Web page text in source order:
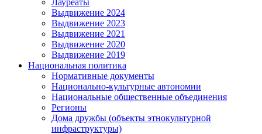
Лауреаты
Выдвижение 2024
Выдвижение 2023
Выдвижение 2021
Выдвижение 2020
Выдвижение 2019
Национальная политика
Нормативные документы
Национально-культурные автономии
Национальные общественные объединения
Регионы
Дома дружбы (объекты этнокультурной
инфраструктуры)